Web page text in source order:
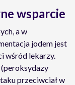
wsparcie
a w
jodem jest
wśród lekarzy.
przeciwciał w